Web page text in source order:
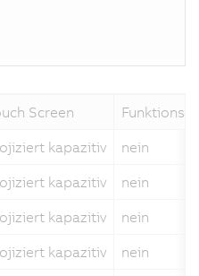
Screen
kapazitiv
nein
kapazitiv
nein
kapazitiv
nein
kapazitiv
nein